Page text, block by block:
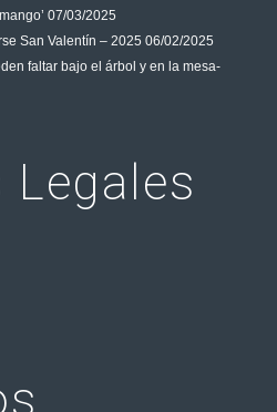
07/03/2025
San Valentín – 2025 06/02/2025
faltar bajo el árbol y en la mesa-
Legales